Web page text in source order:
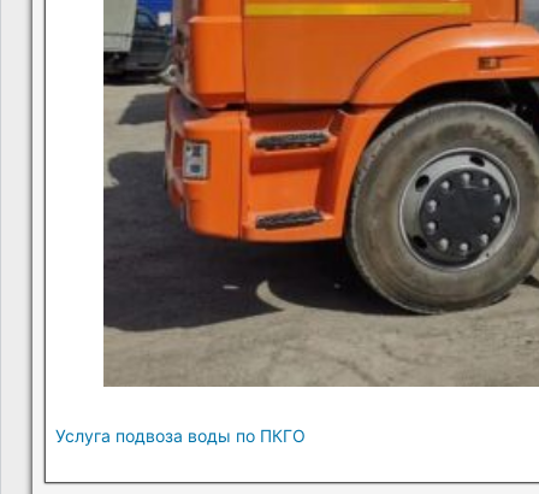
Услуга подвоза воды по ПКГО